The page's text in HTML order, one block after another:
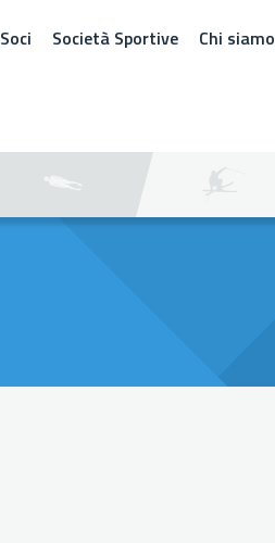
Soci Società Sportive Chi siamo